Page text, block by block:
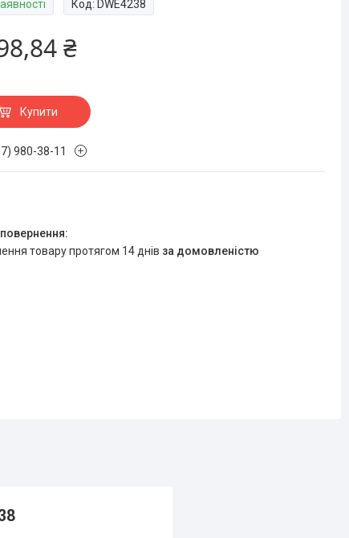
Код: DWE4238
₴
Купити
980-38-11
товару протягом 14 днів за домовленістю